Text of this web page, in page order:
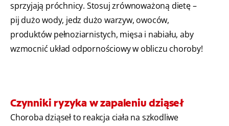
sprzyjają próchnicy. Stosuj zrównoważoną dietę –
pij dużo wody, jedz dużo warzyw, owoców,
produktów pełnoziarnistych, mięsa i nabiału, aby
wzmocnić układ odpornościowy w obliczu choroby!
Czynniki ryzyka w zapaleniu dziąseł
Choroba dziąseł to reakcja ciała na szkodliwe